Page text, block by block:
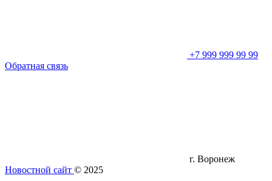
+7 999 999 99 99
Обратная связь
г. Воронеж
Новостной сайт © 2025